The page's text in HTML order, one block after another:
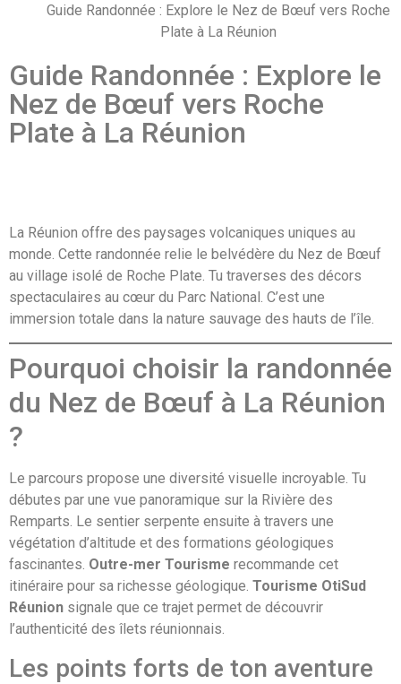
Guide Randonnée : Explore le Nez de Bœuf vers Roche
Plate à La Réunion
Guide Randonnée : Explore le
Nez de Bœuf vers Roche
Plate à La Réunion
La Réunion offre des paysages volcaniques uniques au
monde. Cette randonnée relie le belvédère du Nez de Bœuf
au village isolé de Roche Plate. Tu traverses des décors
spectaculaires au cœur du Parc National. C’est une
immersion totale dans la nature sauvage des hauts de l’île.
Pourquoi choisir la randonnée
du Nez de Bœuf à La Réunion
?
Le parcours propose une diversité visuelle incroyable. Tu
débutes par une vue panoramique sur la Rivière des
Remparts. Le sentier serpente ensuite à travers une
végétation d’altitude et des formations géologiques
fascinantes. Outre-mer Tourisme recommande cet
itinéraire pour sa richesse géologique. Tourisme OtiSud
Réunion signale que ce trajet permet de découvrir
l’authenticité des îlets réunionnais.
Les points forts de ton aventure